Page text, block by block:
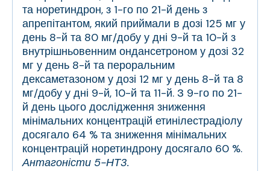
та норетиндрон, з 1-го по 21-й день з
апрепітантом, який приймали в дозі 125 мг у
день 8-й та 80 мг/добу у дні 9-й та 10-й з
внутрішньовенним ондансетроном у дозі 32
мг у день 8-й та пероральним
дексаметазоном у дозі 12 мг у день 8-й та 8
мг/добу у дні 9-й, 10-й та 11-й. З 9-го по 21-
й день цього дослідження зниження
мінімальних концентрацій етинілестрадіолу
досягало 64 % та зниження мінімальних
концентрацій норетиндрону досягало 60 %.
Антагоністи 5-НТ3.